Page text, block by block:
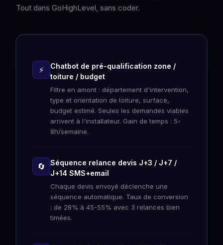
Tout dans GoHighLevel, sans coder.
⚡
Chatbot de pré-qualification zone /
toiture / budget
Filtre en amont : département d'intervention,
type et orientation de toiture, surface,
budget estimé. Seules les demandes viables
arrivent à l'installateur. Gain de temps : 5-
8h/semaine.
🔄
Séquence relance devis J+3 / J+7 /
J+14 SMS+email
Chaque devis envoyé déclenche une
séquence automatique. Taux de conversion
: de 28% à 45-55% avec 3 relances bien
timées.